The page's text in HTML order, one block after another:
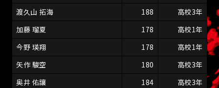
渡久山 拓海
188
高校3年
加藤 瑠夏
178
高校1年
今野 瑛翔
178
高校1年
矢作 駿空
180
高校3年
奥井 佑讓
184
高校3年